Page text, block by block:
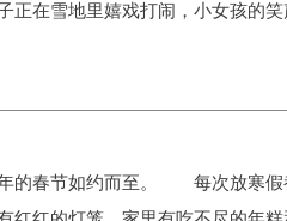
正在雪地里嬉戏打闹，小女孩的
的春节如约而至。 每次放寒假